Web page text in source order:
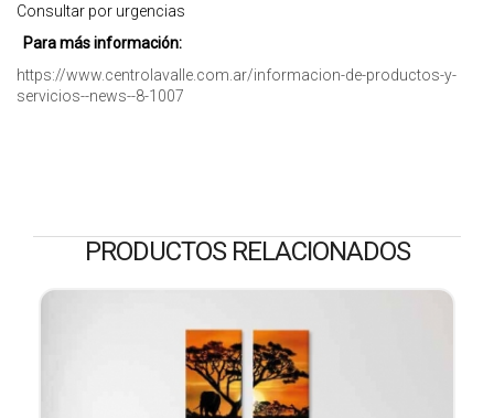
Consultar por urgencias
Para más información:
https://www.centrolavalle.com.ar/informacion-de-productos-y-
servicios--news--8-1007
PRODUCTOS RELACIONADOS